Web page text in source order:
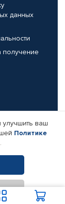
данных
получение
ваш
Политике
.